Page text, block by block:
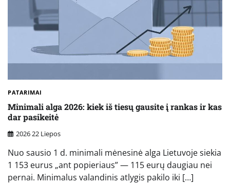
PATARIMAI
Minimali alga 2026: kiek iš tiesų gausite į rankas ir kas
dar pasikeitė
2026 22 Liepos
Nuo sausio 1 d. minimali mėnesinė alga Lietuvoje siekia
1 153 eurus „ant popieriaus” — 115 eurų daugiau nei
pernai. Minimalus valandinis atlygis pakilo iki […]